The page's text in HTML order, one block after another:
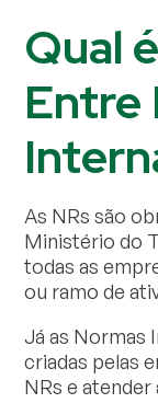
Qual
Entre
As NRs são
Ministério do
todas as
ou ramo de
Já as Normas
criadas pelas
NRs e atender